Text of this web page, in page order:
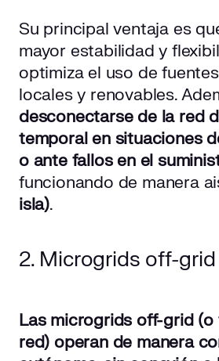
Su principal ventaja es
mayor estabilidad y
optimiza el uso de
locales y renovables.
desconectarse de la red
temporal en situaciones
o ante fallos en el
funcionando de manera
isla).
2. Microgrids off-grid
Las microgrids off-grid (o
red) operan de manera